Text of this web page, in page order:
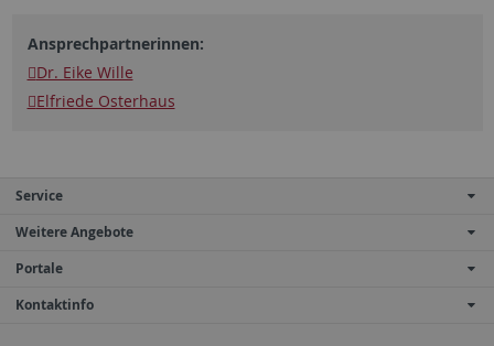
Ansprechpartnerinnen:
Dr. Eike Wille
Elfriede Osterhaus
Service
Weitere Angebote
Portale
Kontaktinfo